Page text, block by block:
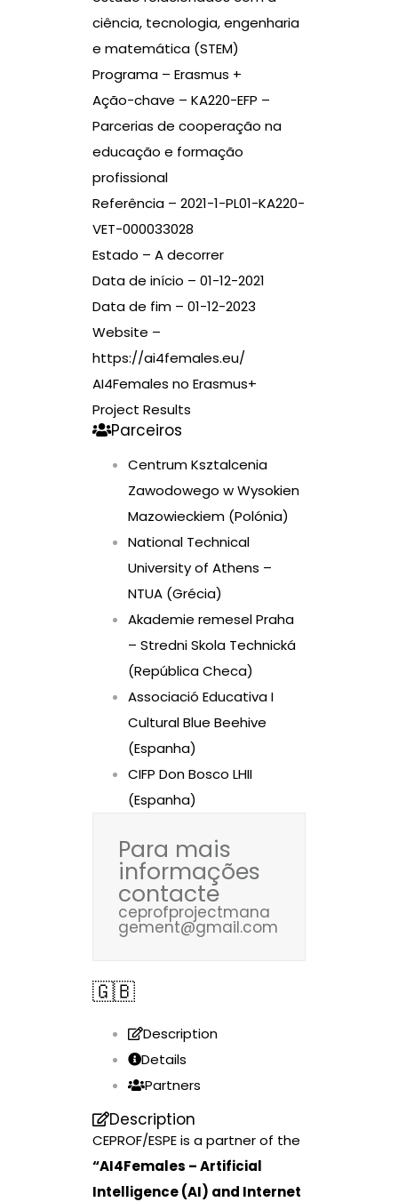
ciência, tecnologia, engenharia
e matemática (STEM)
Programa – Erasmus +
Ação-chave – KA220-EFP –
Parcerias de cooperação na
educação e formação
profissional
Referência – 2021-1-PL01-KA220-
VET-000033028
Estado – A decorrer
Data de início – 01-12-2021
Data de fim – 01-12-2023
Website –
https://ai4females.eu/
AI4Females no Erasmus+
Project Results
Parceiros
Centrum Ksztalcenia
Zawodowego w Wysokien
Mazowieckiem (Polónia)
National Technical
University of Athens –
NTUA (Grécia)
Akademie remesel Praha
– Stredni Skola Technická
(República Checa)
Associació Educativa I
Cultural Blue Beehive
(Espanha)
CIFP Don Bosco LHII
(Espanha)
Para mais
informações
contacte
ceprofprojectmana
gement@gmail.com
🇬🇧
Description
Details
Partners
Description
CEPROF/ESPE is a partner of the
“AI4Females – Artificial
Intelligence (AI) and Internet